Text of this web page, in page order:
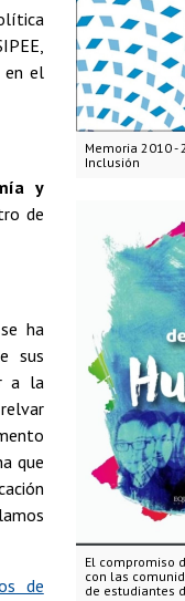
Memoria 2010 -
Inclusión
El compromiso
con las
de estudiantes
en el
y
de
ha
sus
a la
que
de